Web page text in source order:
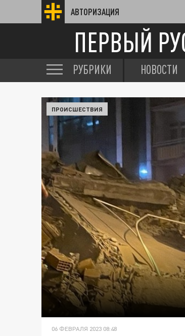
АВТОРИЗАЦИЯ
ПЕРВЫЙ
РУБРИКИ НОВОСТИ
ПРОИСШЕСТВИЯ
06 ФЕВРАЛЯ 2023 08:48